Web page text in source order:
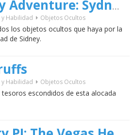
Big City Adventure: Sydney Deluxe
y Habilidad Objetos Ocultos
los objetos ocultos que haya por la
de Sidney.
y Habilidad Objetos Ocultos
tesoros escondidos de esta alocada